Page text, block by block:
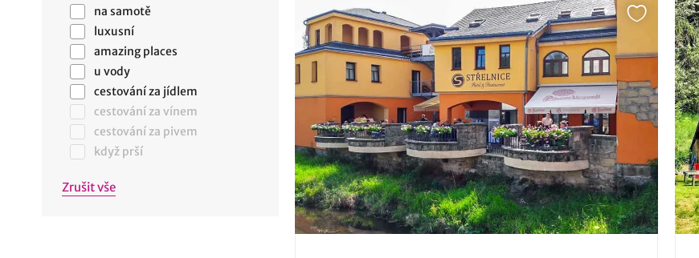
na samotě
luxusní
amazing places
u vody
cestování za jídlem
cestování za vínem
cestování za pivem
když prší
Zrušit vše